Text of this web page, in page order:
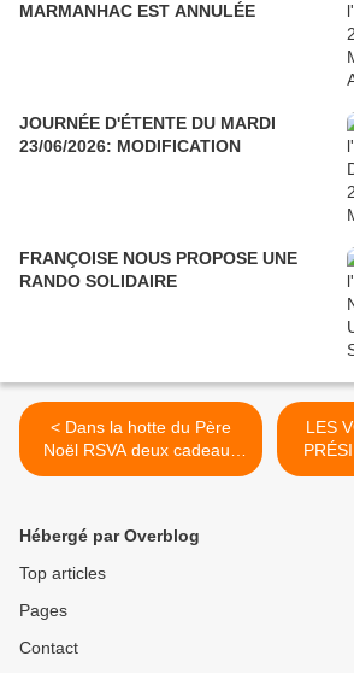
MARMANHAC EST ANNULÉE
JOURNÉE D'ÉTENTE DU MARDI
23/06/2026: MODIFICATION
FRANÇOISE NOUS PROPOSE UNE
RANDO SOLIDAIRE
< Dans la hotte du Père
Noël RSVA deux cadeaux
de vos ANIMATEURS
LES
Hébergé par Overblog
Top articles
Pages
Contact